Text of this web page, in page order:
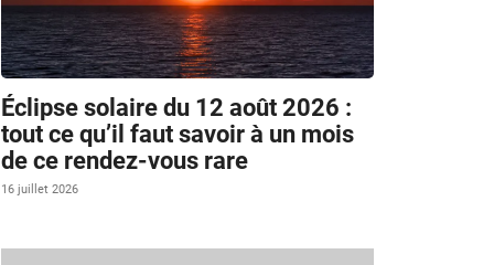
Éclipse solaire du 12 août 2026 :
tout ce qu’il faut savoir à un mois
de ce rendez-vous rare
16 juillet 2026